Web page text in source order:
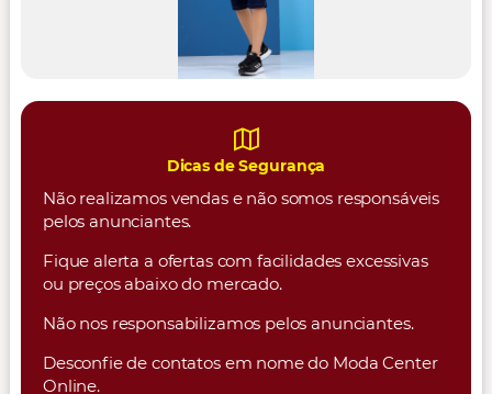
Dicas de Segurança
Não realizamos vendas e não somos responsáveis
pelos anunciantes.
Fique alerta a ofertas com facilidades excessivas
ou preços abaixo do mercado.
Não nos responsabilizamos pelos anunciantes.
Desconfie de contatos em nome do Moda Center
Online.